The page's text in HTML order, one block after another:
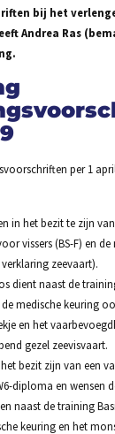
bij het
Andrea Ras
per 1
in het bezit te zijn
vissers (BS-F) en
zeevaart).
dient naast de
de medische keuring
en het
gezel zeevisvaart.
het bezit zijn van een
diploma en wensen
naast de training
keuring en het